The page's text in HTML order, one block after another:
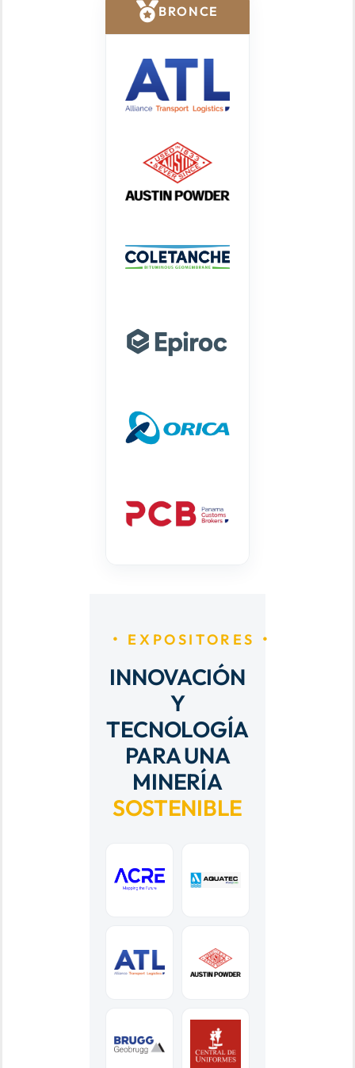
BRONCE
EXPOSITORES
INNOVACIÓN
Y
TECNOLOGÍA
PARA UNA
MINERÍA
SOSTENIBLE